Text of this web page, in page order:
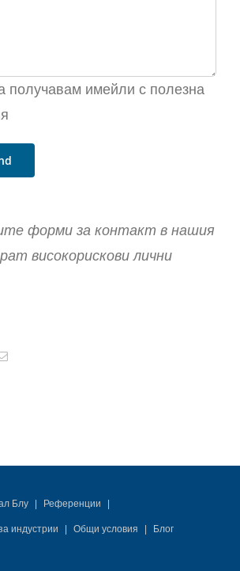
получавам имейли с полезна
форми за контакт в нашия
високорискови лични
Блу Референции
индустрии Общи условия Блог